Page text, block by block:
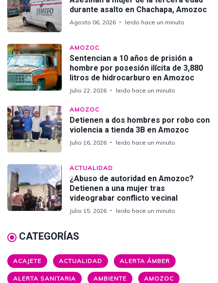
durante asalto en Chachapa, Amozoc
Agosto 06, 2026 leido hace un minuto
AMOZOC
Sentencian a 10 años de prisión a
hombre por posesión ilícita de 3,880
litros de hidrocarburo en Amozoc
Julio 22, 2026 leido hace un minuto
AMOZOC
Detienen a dos hombres por robo con
violencia a tienda 3B en Amozoc
Julio 16, 2026 leido hace un minuto
ACTUALIDAD
¿Abuso de autoridad en Amozoc?
Detienen a una mujer tras
videograbar conflicto vecinal
Julio 15, 2026 leido hace un minuto
CATEGORÍAS
ACAJETE ACTUALIDAD ALERTA ÁMBER
ALERTA SANITARIA AMBIENTE AMOZOC